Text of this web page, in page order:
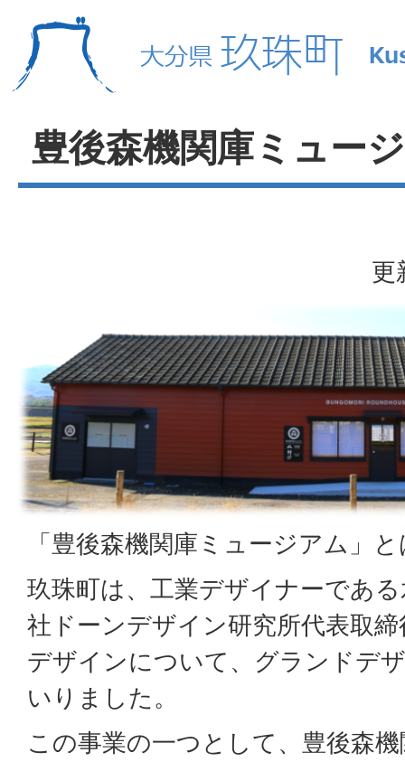
豊後森機関庫ミュー
更
「豊後森機関庫ミュージアム」
玖珠町は、工業デザイナーであ
社ドーンデザイン研究所代表取
デザインについて、グランドデ
いりました。
この事業の一つとして、豊後森